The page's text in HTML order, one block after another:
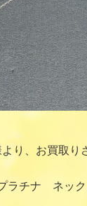
り、お買取り
ラチナ ネッ